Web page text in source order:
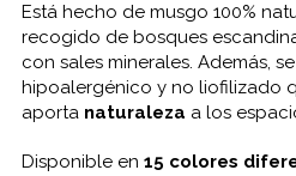
Está hecho de musgo 100%
recogido de bosques
con sales minerales. Además,
hipoalergénico y no liofilizado
aporta naturaleza a los
Disponible en 15 colores